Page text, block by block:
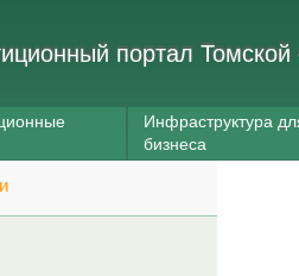
портал Томской
Инфраструктура
бизнеса